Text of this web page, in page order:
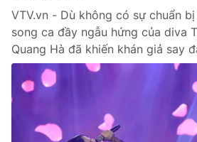
VTV.vn - Dù không có sự chuẩn
song ca đầy ngẫu hứng của diva
Quang Hà đã khiến khán giả say